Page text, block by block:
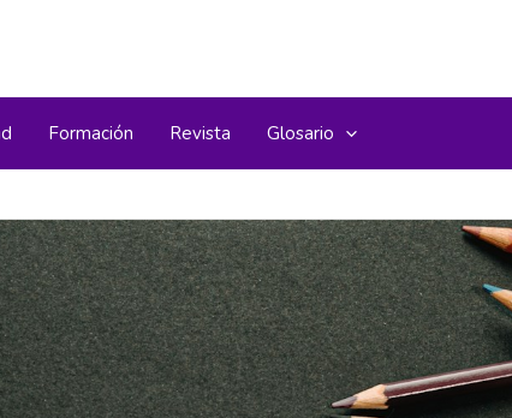
Formación Revista Glosario